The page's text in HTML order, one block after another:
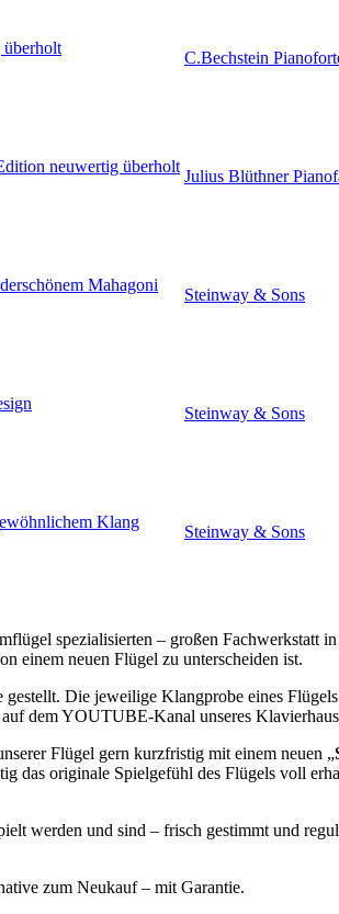
C.Bechstein
neuwertig überholt
Julius Blüthner
Mahagoni
Steinway & Sons
Steinway & Sons
Klang
Steinway & Sons
spezialisierten – großen Fachwerkstatt
einem neuen Flügel zu unterscheiden ist.
Die jeweilige Klangprobe eines
dem YOUTUBE-Kanal unseres
Flügel gern kurzfristig mit einem neuen „
das originale Spielgefühl des Flügels voll
werden und sind – frisch gestimmt und
zum Neukauf – mit Garantie.